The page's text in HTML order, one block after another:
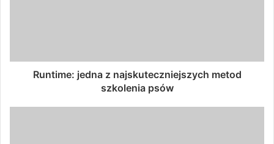
Runtime: jedna z najskuteczniejszych metod
szkolenia psów